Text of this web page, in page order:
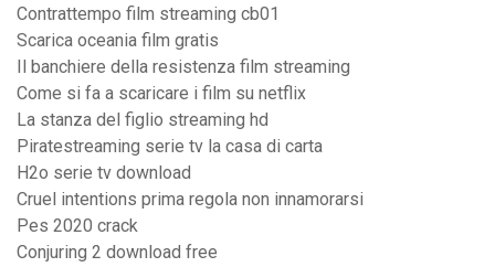
Contrattempo film streaming cb01
Scarica oceania film gratis
Il banchiere della resistenza film streaming
Come si fa a scaricare i film su netflix
La stanza del figlio streaming hd
Piratestreaming serie tv la casa di carta
H2o serie tv download
Cruel intentions prima regola non innamorarsi
Pes 2020 crack
Conjuring 2 download free